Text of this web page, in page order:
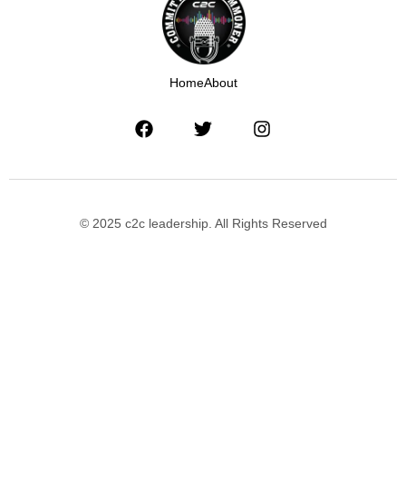
HomeAbout
© 2025 c2c leadership. All Rights Reserved